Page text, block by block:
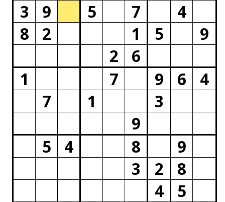
3 9 5 7
4
8
2 1 5
9
2
6
1
7 9 6
4
7
1
3
9
5
4 8
9
3
2
8
4
5